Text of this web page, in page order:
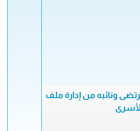
ونائبه من إدارة ملف